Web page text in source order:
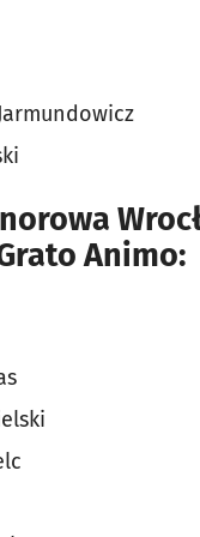
Animo: